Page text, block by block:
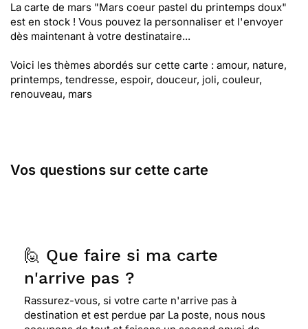
La carte de mars "Mars coeur pastel du printemps doux"
est en stock ! Vous pouvez la personnaliser et l'envoyer
dès maintenant à votre destinataire...
Voici les thèmes abordés sur cette carte : amour, nature,
printemps, tendresse, espoir, douceur, joli, couleur,
renouveau, mars
Vos questions sur cette carte
🙋 Que faire si ma carte
n'arrive pas ?
Rassurez-vous, si votre carte n'arrive pas à
destination et est perdue par La poste, nous nous